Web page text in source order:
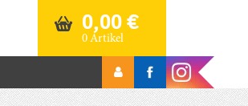
0,00€
0 Artikel